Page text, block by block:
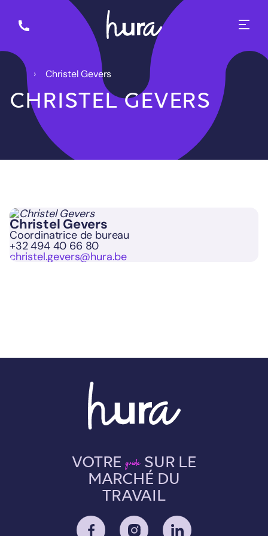
Christel Gevers
CHRISTEL GEVERS
Christel Gevers
Coordinatrice de bureau
+32 494 40 66 80
christel.gevers@hura.be
VOTRE guide SUR LE
MARCHÉ DU
TRAVAIL